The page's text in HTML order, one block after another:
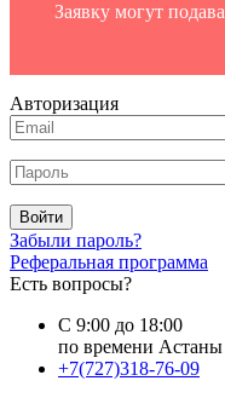
Заявку могут
Авторизация
Войти
Забыли пароль?
Реферальная программа
Есть вопросы?
С 9:00 до 18:00
по времени Астаны
+7(727)318-76-09